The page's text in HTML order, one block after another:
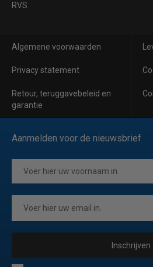
RVS
Algemene voorwaarden
Privacy statement
Retour, teruggavebeleid en
garantie
Aanmelden voor de nieuwsbrief
Inschrijven